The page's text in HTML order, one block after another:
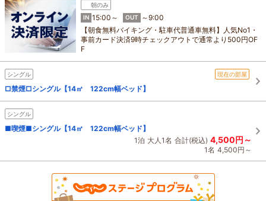
朝のみ
IN 15:00～ OUT
～9:00
【朝食無料バイキング・駐車代普通車無料】人気No1・
事前カード決済9時チェックアウトで通常より500円OF
F
シングル 現在の部屋
□禁煙□シングル【14㎡ 122cm幅ベッド】
シングル
■喫煙■シングル【14㎡ 122cm幅ベッド】
1泊 大人1名 合計(税込) 4,500円～
1名 4,500円～